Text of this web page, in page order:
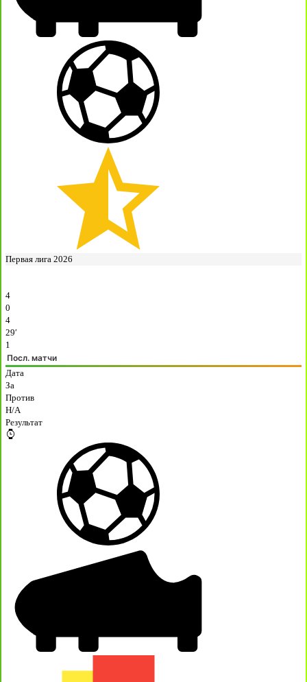
Первая лига 2026
4
0
4
29′
1
Посл. матчи
Дата
За
Против
H/A
Результат